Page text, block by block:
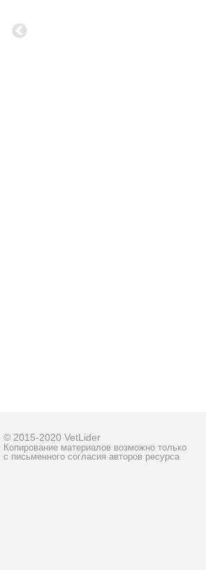
© 2015-2020 VetLider
Копирование материалов возможно только
с письменного согласия авторов ресурса